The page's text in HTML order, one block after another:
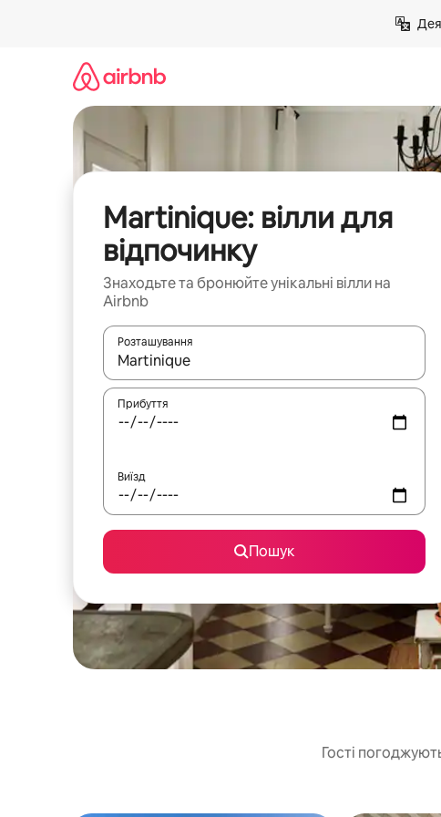
Martinique: вілли для
відпочинку
Знаходьте та бронюйте унікальні вілли на
Airbnb
Розташування
Отримавши результати пошуку, використовуйте для
Прибуття
Виїзд
Пошук
Гості